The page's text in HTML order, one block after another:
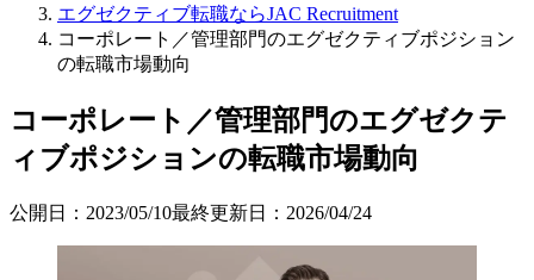
エグゼクティブ転職ならJAC Recruitment
コーポレート／管理部門のエグゼクティブポジション
の転職市場動向
コーポレート／管理部門のエグゼクテ
ィブポジションの転職市場動向
公開日： 2023/05/10最終更新日： 2026/04/24